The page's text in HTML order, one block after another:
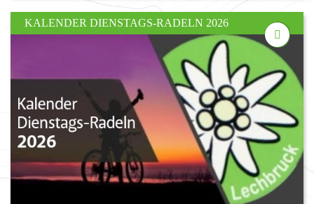
KALENDER DIENSTAGS-RADELN 2026